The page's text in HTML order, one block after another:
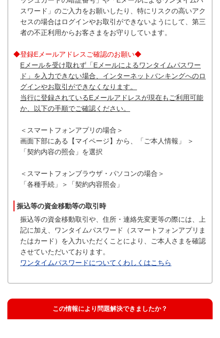
スワード」のご入力をお願いしたり、特にリスクの高いアク
セスの場合はログインやお取引ができないようにして、第三
者の不正利用からお客さまをお守りしています。
◆登録Eメールアドレスご確認のお願い◆
Eメールを受け取れず「Eメールによるワンタイムパスワー
ド」を入力できない場合、インターネットバンキングへのロ
グインやお取引ができなくなります。
当行に登録されているEメールアドレスが現在もご利用可能
か、以下の手順でご確認ください。
＜スマートフォンアプリの場合＞
画面下部にある【マイページ】から、「ご本人情報」 ＞
「契約内容の照会」を選択
＜スマートフォンブラウザ・パソコンの場合＞
「各種手続」＞「契約内容照会」
振込等の資金移動等の取引時
振込等の資金移動取引や、住所・連絡先変更等の際には、上
記に加え、ワンタイムパスワード（スマートフォンアプリま
たはカード）を入力いただくことにより、ご本人さまを確認
させていただいております。
ワンタイムパスワードについてくわしくはこちら
この情報により問題解決できましたか？